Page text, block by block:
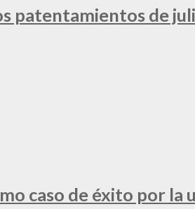
patentamientos de
caso de éxito por la